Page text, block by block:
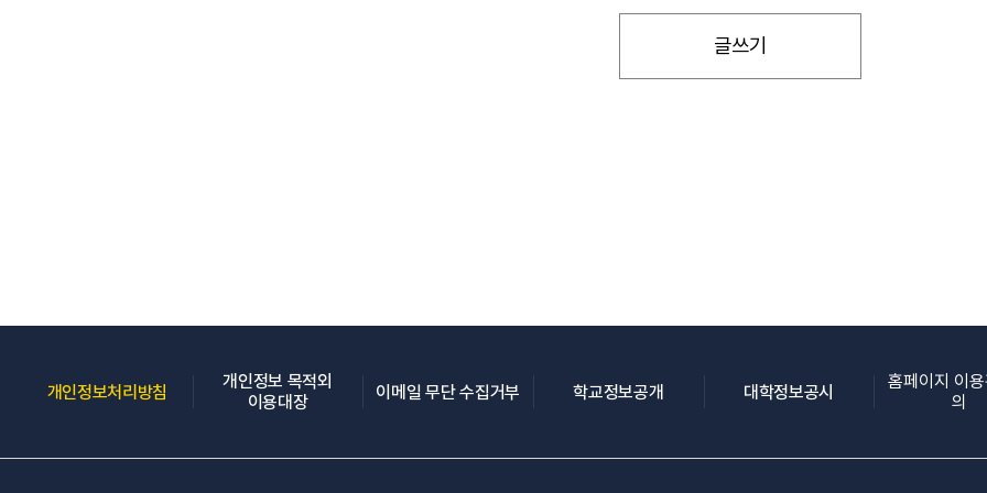
글쓰기
개인정보처리방침 (새 창 열림)개인정보 목적외
이용대장(새 창 열림)이메일 무단 수집거부(새 창 열림)학교정보공개(새 창 열림) 대학정보공시 (새 창 열림)홈페이지 이
의